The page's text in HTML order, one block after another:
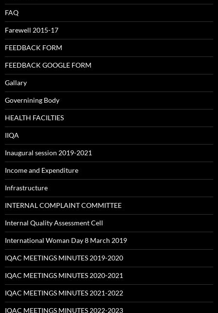
FAQ
Farewell 2015-17
FEEDBACK FORM
FEEDBACK GOOGLE FORM
Gallary
Governining Body
HEALTH FACILTIES
IIQA
Inaugural session 2019-2021
Income and Expenditure
Infrastructure
INTERNAL COMPLAINT COMMITTEE
Internal Quality Assessment Cell
International Woman Day 8 March 2019
IQAC MEETINGS MINUTES 2019-2020
IQAC MEETINGS MINUTES 2020-2021
IQAC MEETINGS MINUTES 2021-2022
IQAC MEETINGS MINUTES 2022-2023